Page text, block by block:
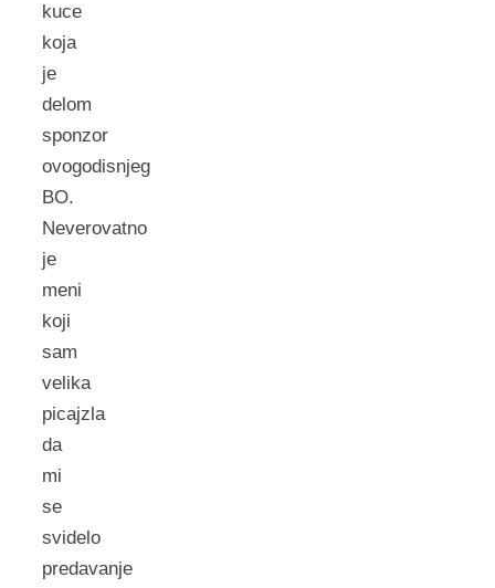
kuce
koja
je
delom
sponzor
ovogodisnjeg
BO.
Neverovatno
je
meni
koji
sam
velika
picajzla
da
mi
se
svidelo
predavanje